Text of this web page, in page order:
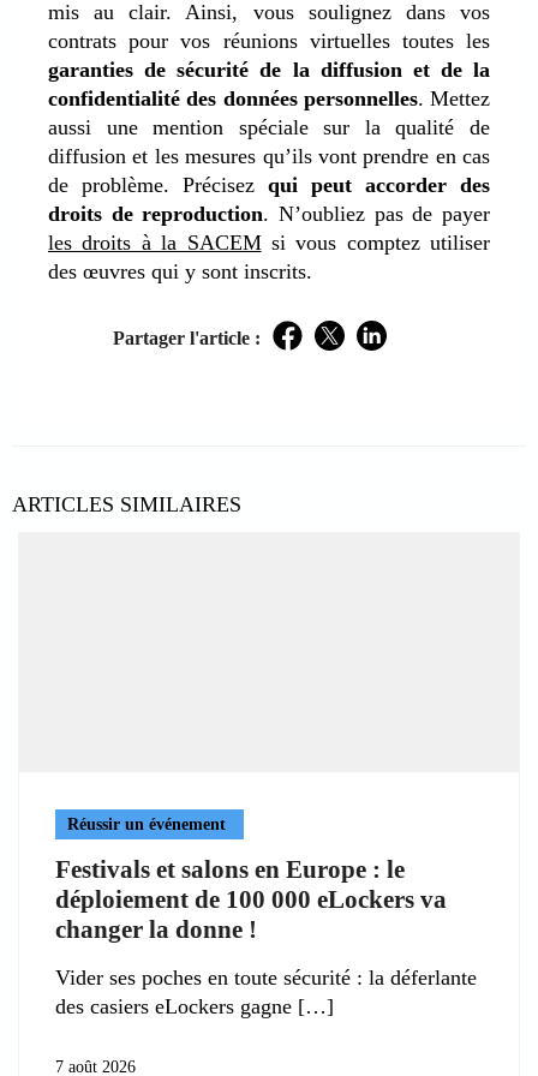
mis au clair. Ainsi, vous soulignez dans vos
contrats pour vos réunions virtuelles toutes les
garanties de sécurité de la diffusion et de la
confidentialité des données personnelles. Mettez
aussi une mention spéciale sur la qualité de
diffusion et les mesures qu’ils vont prendre en cas
de problème. Précisez qui peut accorder des
droits de reproduction. N’oubliez pas de payer
les droits à la SACEMsi vous comptez utiliser
des œuvres qui y sont inscrits.
Partager l'article : Facebook
TwitterLinkedIn
ARTICLES SIMILAIRES
Réussir un événement
Festivals et salons en Europe : le
déploiement de 100 000 eLockers va
changer la donne !
Vider ses poches en toute sécurité : la déferlante
des casiers eLockers gagne
7 août 2026